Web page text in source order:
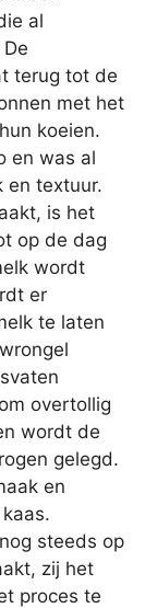
al
terug tot de
met het
koeien.
en was al
en textuur.
is het
op de dag
wordt
er
te laten
overtollig
wordt de
gelegd.
en
steeds op
zij het
proces te